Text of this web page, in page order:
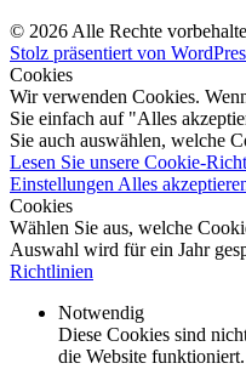
© 2026 Alle Rechte
Stolz präsentiert von
Cookies
Wir verwenden Cookies.
Sie einfach auf "Alles
Sie auch auswählen, welche
Lesen Sie unsere Cookie-
Einstellungen Alles
Cookies
Wählen Sie aus, welche
Auswahl wird für ein Jahr
Richtlinien
Notwendig
Diese Cookies sind
die Website funktioniert.